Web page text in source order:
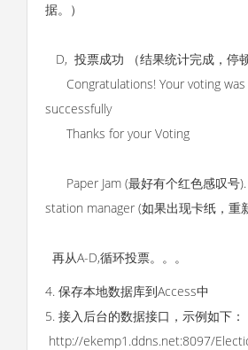
据。）
D, 投票成功 （结果统计完成，停顿
Congratulations! Your voting was
successfully
Thanks for your Voting
Paper Jam (最好有个红色感叹号
station manager (如果出现卡纸，重
再从A-D,循环投票。。。
4. 保存本地数据库到Access中
5. 接入后台的数据接口，示例如下：
http://ekemp1.ddns.net:8097/